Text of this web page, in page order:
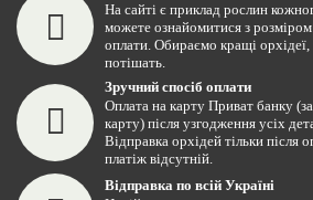
На сайті є приклад рослин
можете ознайомитися з
оплати. Обираємо кращі орхідеї,
потішать.
Зручний спосіб оплати
Оплата на карту Приват банку
карту) після узгодження усіх
Відправка орхідей тільки після
платіж відсутній.
Відправка по всій Україні